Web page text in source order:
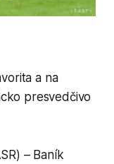
a na
presvedčivo
– Baník